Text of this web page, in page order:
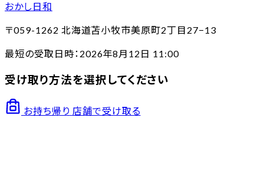
おかし日和
〒059-1262 北海道苫小牧市美原町2丁目27−13
最短の受取日時：2026年8月12日 11:00
受け取り方法を選択してください
お持ち帰り 店舗で受け取る